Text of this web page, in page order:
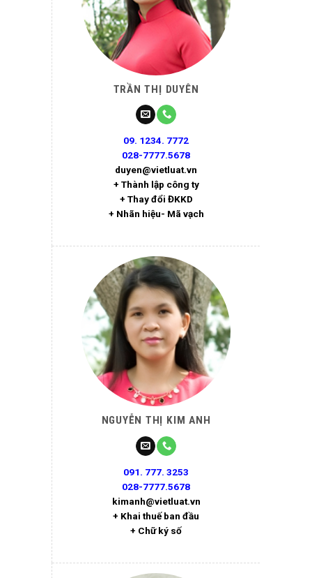
TRẦN THỊ DUYÊN
09. 1234. 7772
028-7777.5678
duyen@vietluat.vn
+ Thành lập công ty
+ Thay đổi ĐKKD
+ Nhãn hiệu- Mã vạch
NGUYỄN THỊ KIM ANH
091. 777. 3253
028-7777.5678
kimanh@vietluat.vn
+ Khai thuế ban đầu
+ Chữ ký số